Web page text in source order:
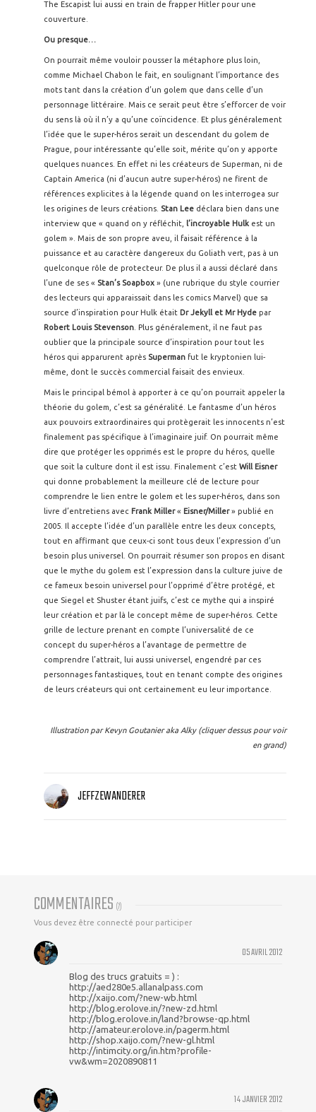
The Escapist lui aussi en train de frapper Hitler pour une
couverture.
Ou presque…
On pourrait même vouloir pousser la métaphore plus loin,
comme Michael Chabon le fait, en soulignant l’importance des
mots tant dans la création d’un golem que dans celle d’un
personnage littéraire. Mais ce serait peut être s’efforcer de voir
du sens là où il n’y a qu’une coïncidence. Et plus généralement
l’idée que le super-héros serait un descendant du golem de
Prague, pour intéressante qu’elle soit, mérite qu’on y apporte
quelques nuances. En effet ni les créateurs de Superman, ni de
Captain America (ni d’aucun autre super-héros) ne firent de
références explicites à la légende quand on les interrogea sur
les origines de leurs créations. Stan Lee déclara bien dans une
interview que « quand on y réfléchit,
l’incroyable Hulk est un
golem ». Mais de son propre aveu, il faisait référence à la
puissance et au caractère dangereux du Goliath vert, pas à un
quelconque rôle de protecteur. De plus il a aussi déclaré dans
l’une de ses « Stan’s Soapbox » (une rubrique du style courrier
des lecteurs qui apparaissait dans les comics Marvel) que sa
source d’inspiration pour Hulk était Dr Jekyll et Mr Hyde par
Robert Louis Stevenson . Plus généralement, il ne faut pas
oublier que la principale source d’inspiration pour tout les
héros qui apparurent après Superman fut le kryptonien lui-
même, dont le succès commercial faisait des envieux.
Mais le principal bémol à apporter à ce qu’on pourrait appeler la
théorie du golem, c’est sa généralité. Le fantasme d’un héros
aux pouvoirs extraordinaires qui protègerait les innocents n’est
finalement pas spécifique à l’imaginaire juif. On pourrait même
dire que protéger les opprimés est le propre du héros, quelle
que soit la culture dont il est issu. Finalement c’est Will Eisner
qui donne probablement la meilleure clé de lecture pour
comprendre le lien entre le golem et les super-héros, dans son
livre d’entretiens avec Frank Miller« Eisner/Miller» publié en
2005. Il accepte l’idée d’un parallèle entre les deux concepts,
tout en affirmant que ceux-ci sont tous deux l’expression d’un
besoin plus universel. On pourrait résumer son propos en disant
que le mythe du golem est l’expression dans la culture juive de
ce fameux besoin universel pour l’opprimé d’être protégé, et
que Siegel et Shuster étant juifs, c’est ce mythe qui a inspiré
leur création et par là le concept même de super-héros. Cette
grille de lecture prenant en compte l’universalité de ce
concept du super-héros a l’avantage de permettre de
comprendre l’attrait, lui aussi universel, engendré par ces
personnages fantastiques, tout en tenant compte des origines
de leurs créateurs qui ont certainement eu leur importance.
Illustration par Kevyn Goutanier aka Alky (cliquer dessus pour voir
en grand)
JEFFZEWANDERER
COMMENTAIRES (7)
Vous devez être connecté pour participer
05 AVRIL 2012
Blog des trucs gratuits = ) :
http://aed280e5.allanalpass.com
http://xaijo.com/?new-wb.html
http://blog.erolove.in/?new-zd.html
http://blog.erolove.in/land?browse-qp.html
http://amateur.erolove.in/pagerm.html
http://shop.xaijo.com/?new-gl.html
http://intimcity.org/in.htm?profile-
vw&wm=2020890811
14 JANVIER 2012